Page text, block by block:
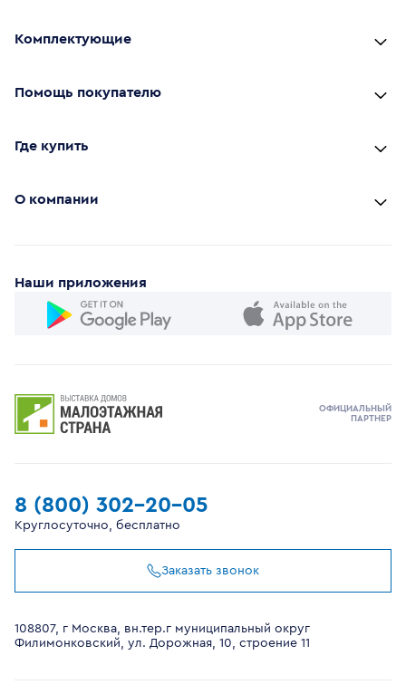
Комплектующие
Помощь покупателю
Где купить
О компании
Наши приложения
8 (800) 302-20-05
Круглосуточно, бесплатно
Заказать звонок
ОФИЦИАЛЬНЫЙ
ПАРТНЕР
108807, г Москва, вн.тер.г муниципальный округ
Филимонковский, ул. Дорожная, 10, строение 11